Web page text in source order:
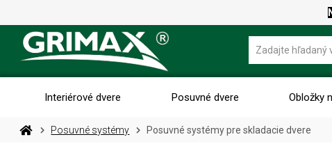
Interiérové dvere Posuvné dvere Obložky
Posuvné systémy Posuvné systémy pre skladacie dvere